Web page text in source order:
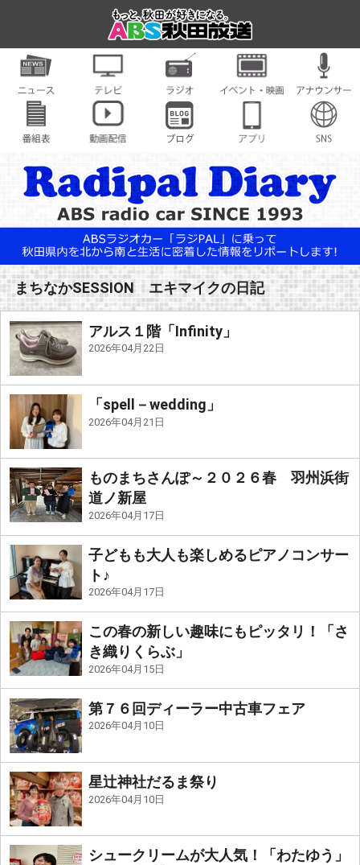
まちなかSESSION エキマイクの日記
アルス１階「Infinity」
2026年04月22日
「spell－wedding」
2026年04月21日
ものまちさんぽ～２０２６春 羽州浜街
道ノ新屋
2026年04月17日
子どもも大人も楽しめるピアノコンサー
ト♪
2026年04月17日
この春の新しい趣味にもピッタリ！「さ
き織りくらぶ」
2026年04月15日
第７６回ディーラー中古車フェア
2026年04月10日
星辻神社だるま祭り
2026年04月10日
シュークリームが大人気！「わたゆう」